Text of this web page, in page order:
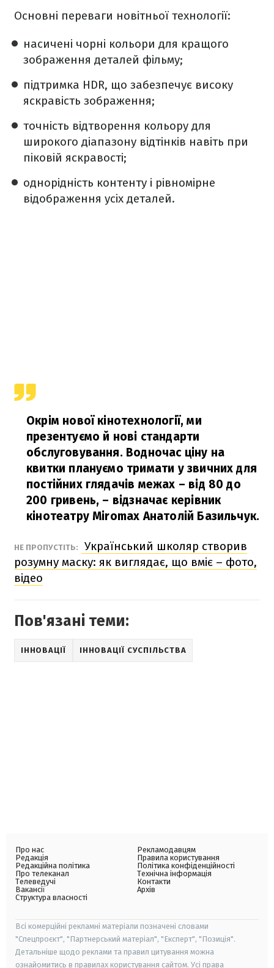
Основні переваги новітньої технології:
насичені чорні кольори для кращого
зображення деталей фільму;
підтримка HDR, що забезпечує високу
яскравість зображення;
точність відтворення кольору для
широкого діапазону відтінків навіть при
піковій яскравості;
однорідність контенту і рівномірне
відображення усіх деталей.
Окрім нової кінотехнології, ми
презентуємо й нові стандарти
обслуговування. Водночас ціну на
квитки плануємо тримати у звичних для
постійних глядачів межах – від 80 до
200 гривень, – відзначає керівник
кінотеатруMiromax Анатолій Базильчук.
НЕ ПРОПУСТІТЬ:
Український школяр створив
розумну маску: як виглядає, що вміє – фото,
відео
Пов'язані теми:
ІННОВАЦІЇ ІННОВАЦІЇ СУСПІЛЬСТВА
Про нас
Редакція
Редакційна політика
Про телеканал
Телеведучі
Вакансії
Структура власності
Рекламодавцям
Правила користування
Політика конфіденційності
Технічна інформація
Контакти
Архів
Всі комерційні рекламні матеріали позначені словами
"Спецпроєкт", "Партнерський матеріал", "Експерт", "Позиція".
Детальніше щодо реклами та правил цитування можна
ознайомитись в правилах користування сайтом. Усі права